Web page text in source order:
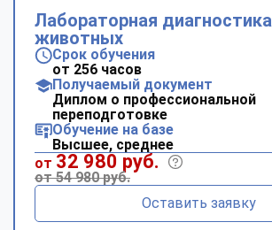
Лабораторная диагностика
животных
Срок обучения
от 256 часов
Получаемый документ
Диплом о профессиональной
переподготовке
Обучение на базе
Высшее, среднее
от 32 980 руб.
от 54 980 руб.
Оставить заявку